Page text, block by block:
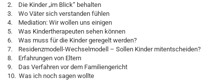
2. Die Kinder „im Blick“ behalten
3. Wo Väter sich verstanden fühlen
4. Mediation: Wir wollen uns einigen
5. Was Kindertherapeuten sehen können
6. Was muss für die Kinder geregelt werden?
7. Residenzmodell-Wechselmodell – Sollen Kinder mitentscheiden?
8. Erfahrungen von Eltern
9. Das Verfahren vor dem Familiengericht
10. Was ich noch sagen wollte